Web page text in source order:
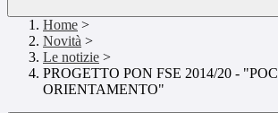
Home >
Novità >
Le notizie >
PROGETTO PON FSE 2014/20 - "POC
ORIENTAMENTO"